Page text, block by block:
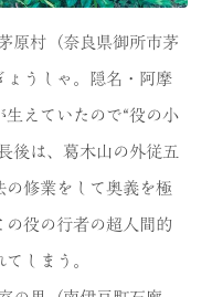
原村（奈良県御所市茅
ょうしゃ。隠名・阿摩
えていたので“役の小
後は、葛木山の外従五
修業をして奥義を極
の役の行者の超人間的
しまう。